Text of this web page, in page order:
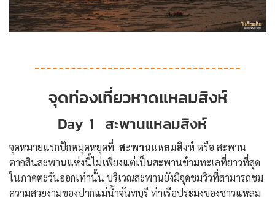
จุดท่องเที่ยวหาดแหลมสิงห์
Day 1 สะพานแหลมสิงห์
จุดหมายแรกปักหมุดหยุดที่ สะพานแหลมสิงห์ หรือ สะพาน
ตากสินสะพานแห่งนี้ไม่เพียงแต่เป็นสะพานข้ามทะเลที่ยาวที่สุด
ในภาคตะวันออกเท่านั้น บริเวณสะพานยังมีจุดชมวิวที่สามารถชม
ความสวยงามของปากแม่น้ำจันทบุรี ท่าเรือประมงของชาวแหลม